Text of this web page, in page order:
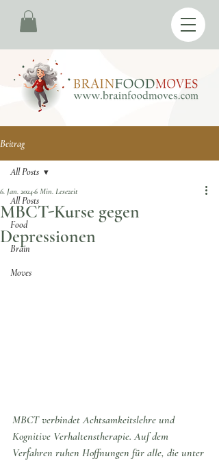
Beitrag
All Posts
Food
Brain
Moves
All Posts
MBCT-Kurse gegen
Depressionen
6. Jan. 20246 Min. Lesezeit
MBCT verbindet Achtsamkeitslehre und
Kognitive Verhaltenstherapie. Auf dem
Verfahren ruhen Hoffnungen für alle, die unter